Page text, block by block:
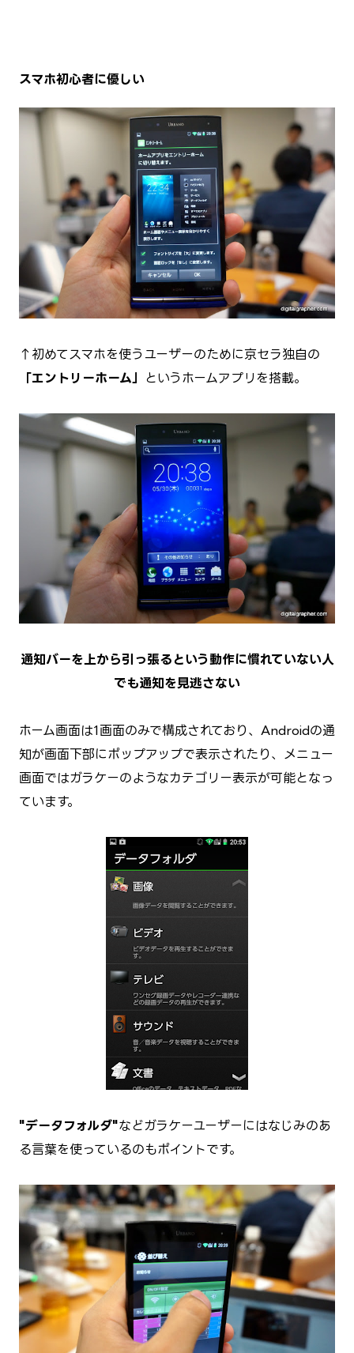
スマホ初心者に優しい
↑初めてスマホを使うユーザーのために京セラ独自の
「エントリーホーム」
というホームアプリを搭載。
通知バーを上から引っ張るという動作に慣れていない人
でも通知を見逃さない
ホーム画面は1画面のみで構成されており、Androidの通
知が画面下部にポップアップで表示されたり、メニュー
画面ではガラケーのようなカテゴリー表示が可能となっ
ています。
"データフォルダ"などガラケーユーザーにはなじみのあ
る言葉を使っているのもポイントです。